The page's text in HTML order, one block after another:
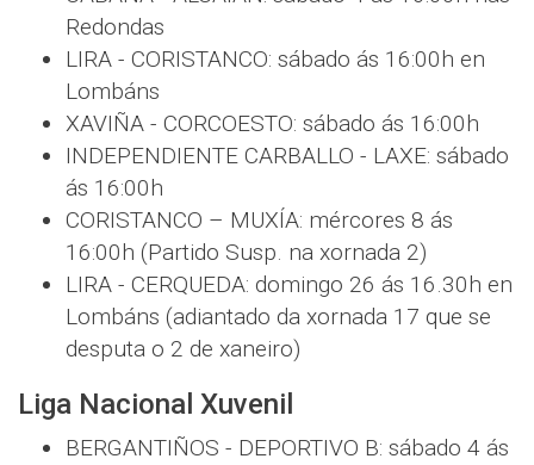
Redondas
LIRA - CORISTANCO: sábado ás 16:00h en
Lombáns
XAVIÑA - CORCOESTO: sábado ás 16:00h
INDEPENDIENTE CARBALLO - LAXE: sábado
ás 16:00h
CORISTANCO – MUXÍA: mércores 8 ás
16:00h (Partido Susp. na xornada 2)
LIRA - CERQUEDA: domingo 26 ás 16.30h en
Lombáns (adiantado da xornada 17 que se
desputa o 2 de xaneiro)
Liga Nacional Xuvenil
BERGANTIÑOS - DEPORTIVO B: sábado 4 ás